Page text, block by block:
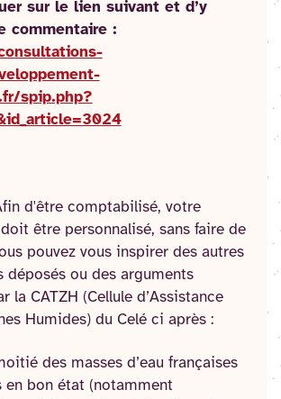
sur le lien suivant et d’y
commentaire :
spip.php?
d'être comptabilisé, votre
être personnalisé, sans faire de
pouvez vous inspirer des autres
déposés ou des arguments
la CATZH (Cellule d’Assistance
Humides) du Celé ci après :
des masses d’eau françaises
en bon état (notamment